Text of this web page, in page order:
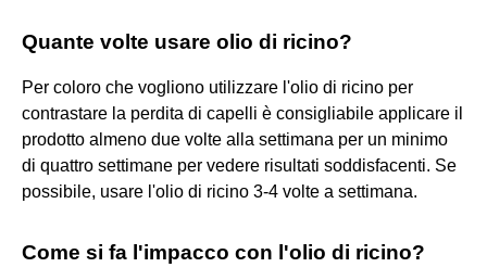
Quante volte usare olio di ricino?
Per coloro che vogliono utilizzare l'olio di ricino per
contrastare la perdita di capelli è consigliabile applicare il
prodotto almeno due volte alla settimana per un minimo
di quattro settimane per vedere risultati soddisfacenti. Se
possibile, usare l'olio di ricino 3-4 volte a settimana.
Come si fa l'impacco con l'olio di ricino?